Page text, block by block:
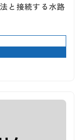
と接続する水路